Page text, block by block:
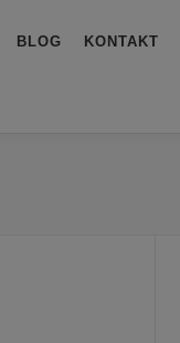
BLOG KONTAKT